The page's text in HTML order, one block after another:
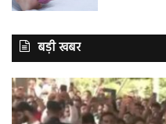
बड़ी खबर